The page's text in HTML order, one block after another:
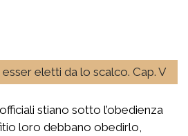
eletti da lo scalco. Cap. V
stiano sotto l’obedienza
loro debbano obedirlo,